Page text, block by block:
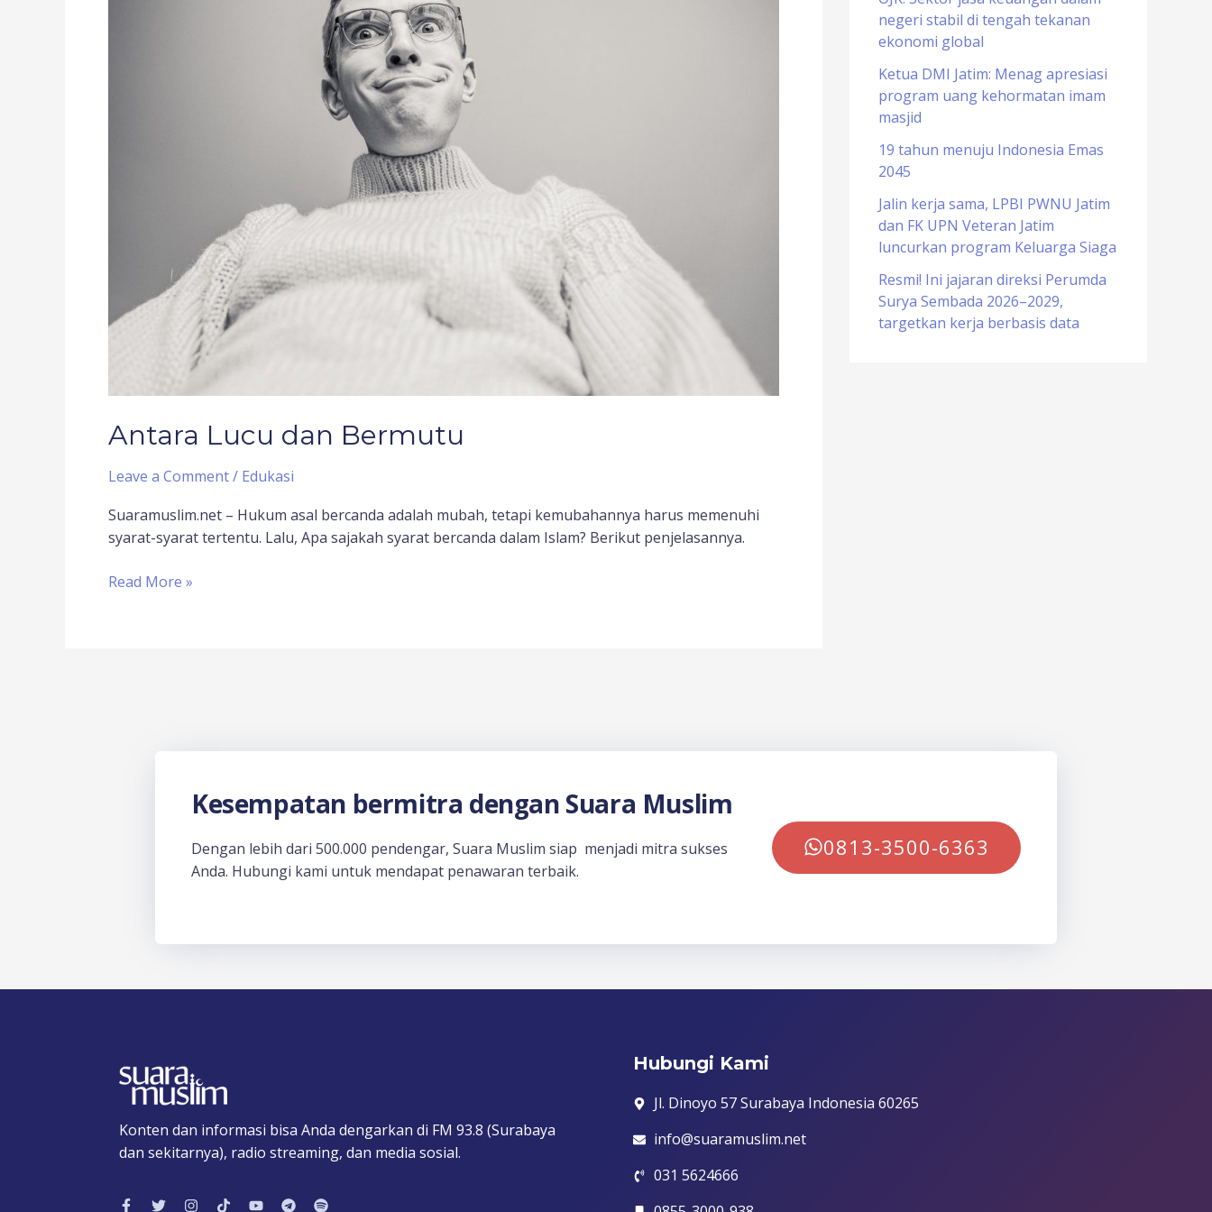
Antara Lucu dan Bermutu
Leave a Comment/ Edukasi
Suaramuslim.net – Hukum asal bercanda adalah mubah, tetapi kemubahannya harus memenuhi
syarat-syarat tertentu. Lalu, Apa sajakah syarat bercanda dalam Islam? Berikut penjelasannya.
Read More »
o
r
:
negeri stabil di tengah tekanan
ekonomi global
Ketua DMI Jatim: Menag apresiasi
program uang kehormatan imam
masjid
19 tahun menuju Indonesia Emas
2045
Jalin kerja sama, LPBI PWNU Jatim
dan FK UPN Veteran Jatim
luncurkan program Keluarga Siaga
Resmi! Ini jajaran direksi Perumda
Surya Sembada 2026–2029,
targetkan kerja berbasis data
Kesempatan bermitra dengan Suara Muslim
Dengan lebih dari 500.000 pendengar, Suara Muslim siap menjadi mitra sukses
Anda. Hubungi kami untuk mendapat penawaran terbaik.
0813-3500-6363
Konten dan informasi bisa Anda dengarkan di FM 93.8 (Surabaya
dan sekitarnya), radio streaming, dan media sosial.
F T I T Y T S
Hubungi Kami
Jl. Dinoyo 57 Surabaya Indonesia 60265
info@suaramuslim.net
031 5624666